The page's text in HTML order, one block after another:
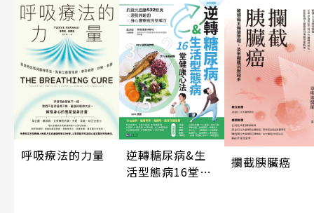
呼吸療法的力量
逆轉糖尿病&生
活型態病16堂健
攔截胰臟癌